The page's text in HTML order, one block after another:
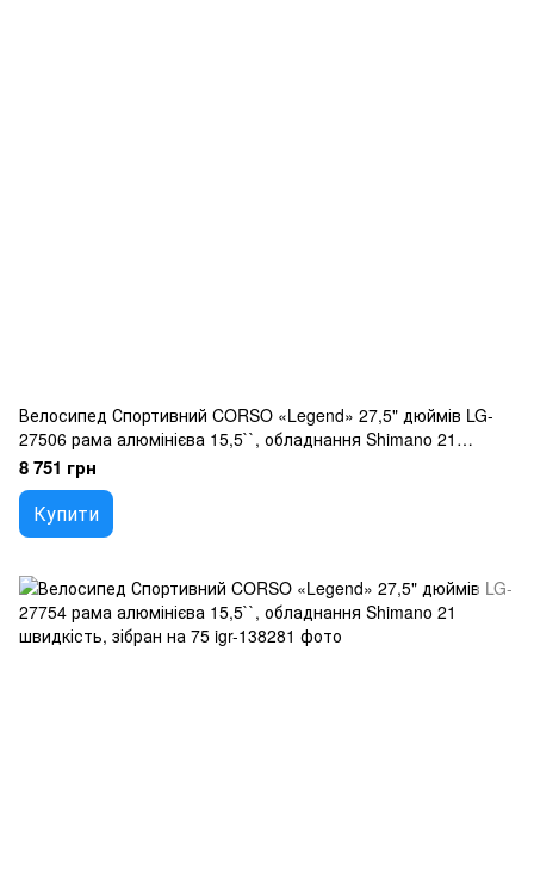
Велосипед Спортивний CORSO «Legend» 27,5" дюймів LG-
27506 рама алюмінієва 15,5``, обладнання Shimano 21
швидкість, зібран на 75
8 751 грн
Купити